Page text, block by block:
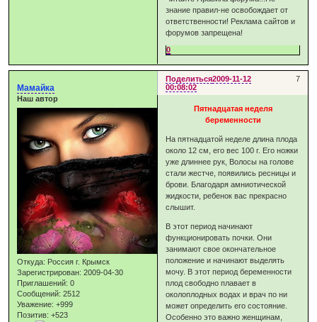
знание правил-не освобождает от
ответственности! Реклама сайтов и
форумов запрещена!
0
Поделиться 7
2009-11-12
00:08:02
Мамайка
Наш автор
Откуда: Россия г. Крымск
Зарегистрирован: 2009-04-30
Приглашений: 0
Сообщений: 2512
Уважение: +999
Позитив: +523
Пятнадцатая неделя
беременности
На пятнадцатой неделе длина плода
около 12 см, его вес 100 г. Его ножки
уже длиннее рук, Волосы на голове
стали жестче, появились ресницы и
брови. Благодаря амниотической
жидкости, ребенок вас прекрасно
слышит.
В этот период начинают
функционировать почки. Они
занимают свое окончательное
положение и начинают выделять
мочу. В этот период беременности
плод свободно плавает в
околоплодных водах и врач по ни
может определить его состояние.
Особенно это важно женщинам,